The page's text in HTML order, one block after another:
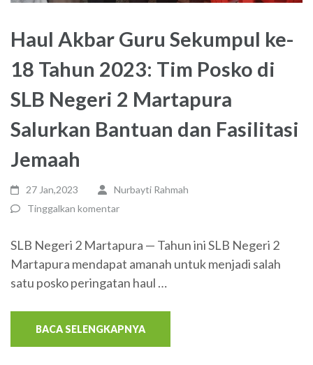
Haul Akbar Guru Sekumpul ke-
18 Tahun 2023: Tim Posko di
SLB Negeri 2 Martapura
Salurkan Bantuan dan Fasilitasi
Jemaah
27 Jan,2023
Nurbayti Rahmah
Tinggalkan komentar
SLB Negeri 2 Martapura — Tahun ini SLB Negeri 2
Martapura mendapat amanah untuk menjadi salah
satu posko peringatan haul …
BACA SELENGKAPNYA